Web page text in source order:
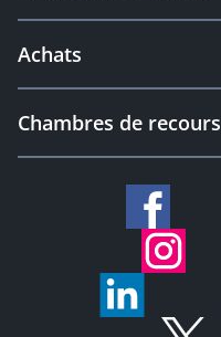
Achats
Chambres de recours